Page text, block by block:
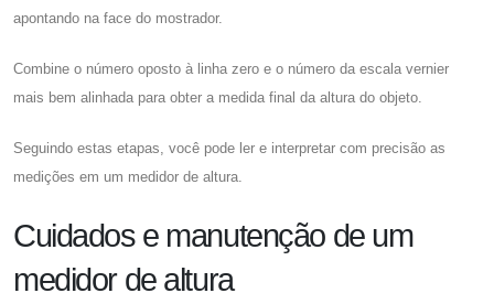
apontando na face do mostrador.
Combine o número oposto à linha zero e o número da escala vernier
mais bem alinhada para obter a medida final da altura do objeto.
Seguindo estas etapas, você pode ler e interpretar com precisão as
medições em um medidor de altura.
Cuidados e manutenção de um
medidor de altura